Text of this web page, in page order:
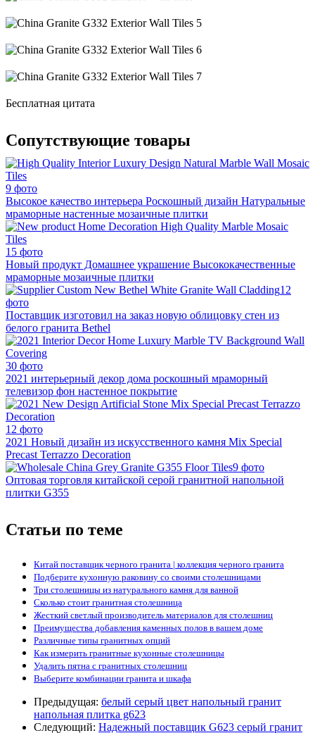
Бесплатная цитата
Сопутствующие товары
9 фото
Высокое качество интерьера Роскошный дизайн Натуральные
мраморные настенные мозаичные плитки
15 фото
Новый продукт Домашнее украшение Высококачественные
мраморные мозаичные плитки
12
фото
Поставщик изготовил на заказ новую облицовку стен из
белого гранита Bethel
30 фото
2021 интерьерный декор дома роскошный мраморный
телевизор фон настенное покрытие
12 фото
2021 Новый дизайн из искусственного камня Mix Special
Precast Terrazzo Decoration
9 фото
Оптовая торговля китайской серой гранитной напольной
плитки G355
Статьи по теме
Китай поставщик черного гранита | коллекция черного гранита
Подберите кухонную раковину со своими столешницами
Три столешницы из натурального камня для ванной
Сколько стоит гранитная столешница
Жесткий светлый производитель материалов для столешниц
Преимущества добавления каменных полов в вашем доме
Различные типы гранитных опций
Как измерить гранитные кухонные столешницы
Удалить пятна с гранитных столешниц
Выберите комбинации гранита и шкафа
Предыдущая: белый серый цвет напольный гранит
напольная плитка g623
Следующий: Надежный поставщик G623 серый гранит